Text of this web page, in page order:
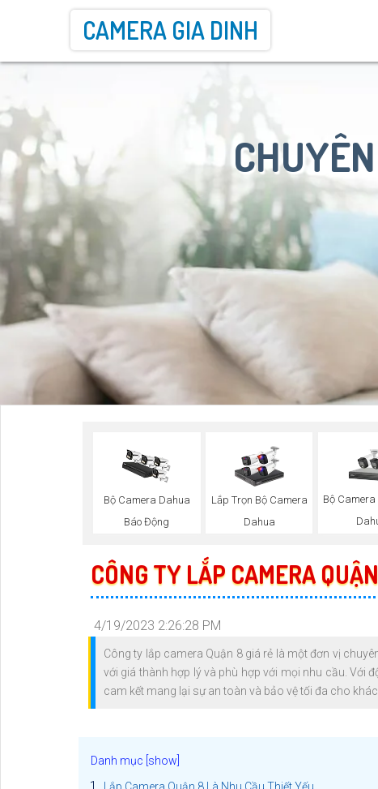
CAMERA GIA DINH
Bộ Camera Dahua
Báo Động
Lắp Trọn Bộ Camera
Dahua
Bộ Camera
CÔNG TY LẮP CAMERA
4/19/2023 2:26:28 PM
Công ty lắp camera Quận 8 giá rẻ là một đơn vị
với giá thành hợp lý và phù hợp với mọi nhu cầu. Với
cam kết mang lại sự an toàn và bảo vệ tối đa cho
Lắp Camera Quận 8 Là Nhu Cầu Thiết Yếu